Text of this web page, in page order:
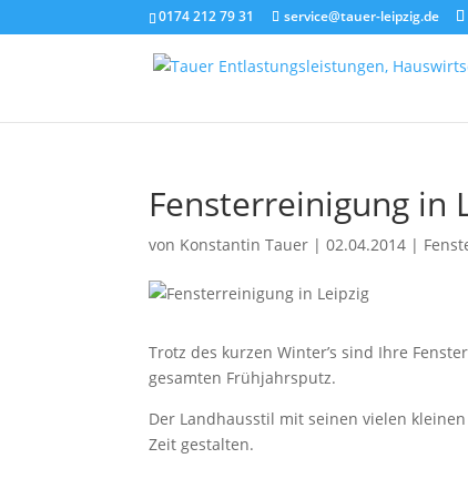
0174 212 79 31 service@tauer-leipzig.de
Fensterreinigung in
von Konstantin Tauer |02.04.2014 |
Trotz des kurzen Winter’s sind Ihre
gesamten Frühjahrsputz.
Der Landhausstil mit seinen vielen
Zeit gestalten.